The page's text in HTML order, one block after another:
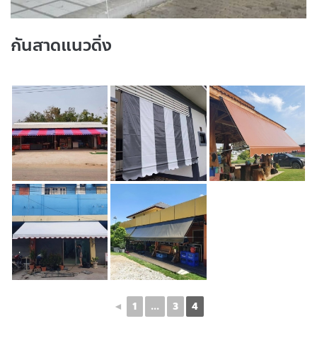
กันสาดแนวดิ่ง
◄ 1 ... 3 4